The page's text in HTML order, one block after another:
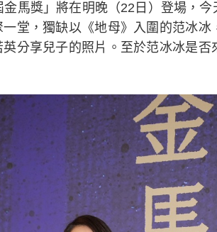
金馬獎」將在明晚（22日）登場，
堂，獨缺以《地母》入圍的范冰
分享兒子的照片。至於范冰冰是